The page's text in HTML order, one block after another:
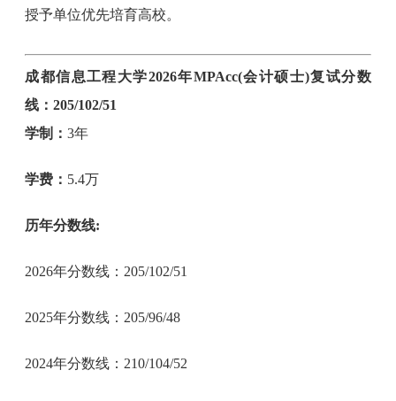
授予单位优先培育高校。
成都信息工程大学2026年MPAcc(会计硕士)复试分数
线：205/102/51
学制：3年
学费： 5.4万
历年分数线:
2026年分数线：205/102/51
2025年分数线：205/96/48
2024年分数线：210/104/52